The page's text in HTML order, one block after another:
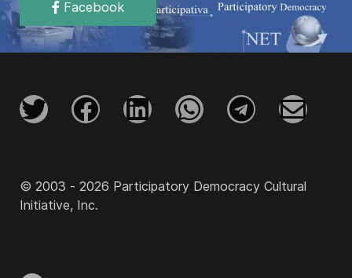
Facebook
© 2003 - 2026 Participatory Democracy Cultural
Initiative, Inc.